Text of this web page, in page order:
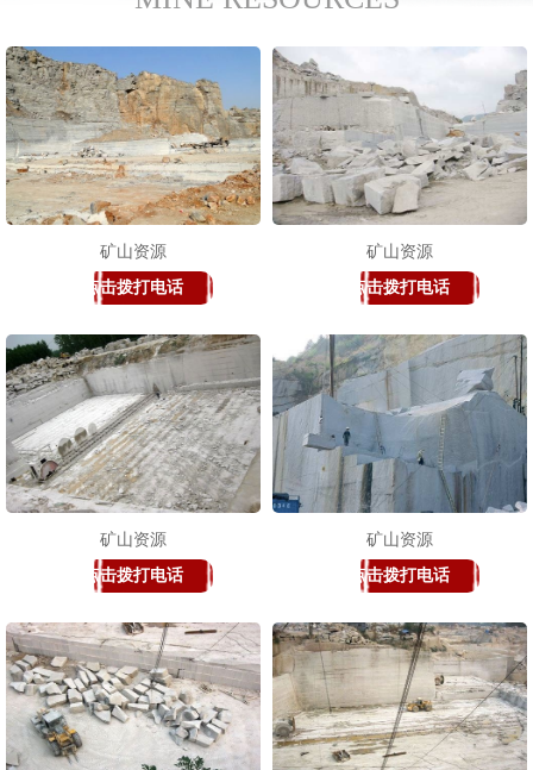
矿山资源
点击拨打电话
矿山资源
点击拨打电话
矿山资源
点击拨打电话
矿山资源
点击拨打电话